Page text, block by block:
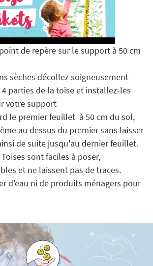
de repère sur le support à 50 cm
sèches décollez soigneusement
parties de la toise et installez-les
votre support
le premier feuillet à 50 cm du sol,
au dessus du premier sans laisser
de suite jusqu'au dernier feuillet.
sont faciles à poser,
et ne laissent pas de traces.
d'eau ni de produits ménagers pour